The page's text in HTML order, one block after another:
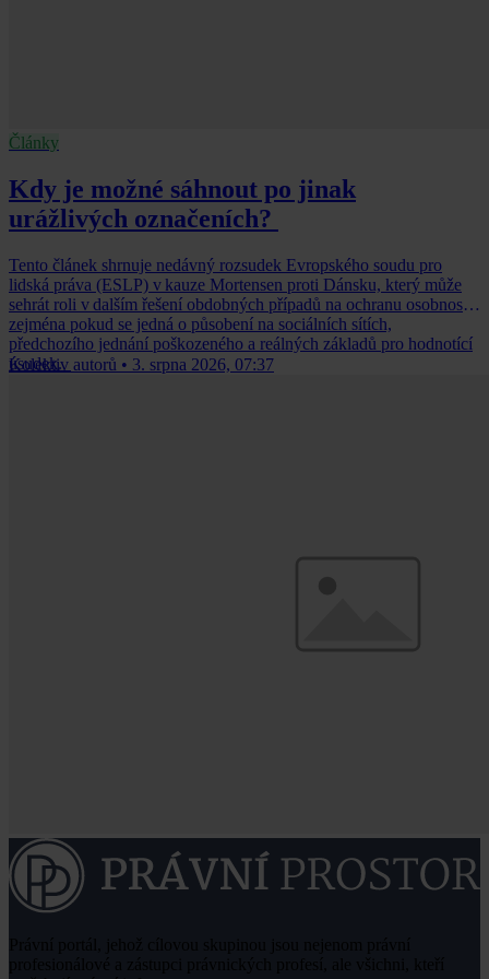
Články
Kdy je možné sáhnout po jinak
urážlivých označeních?
Tento článek shrnuje nedávný rozsudek Evropského soudu pro
lidská práva (ESLP) v kauze Mortensen proti Dánsku, který může
sehrát roli v dalším řešení obdobných případů na ochranu osobnosti,
zejména pokud se jedná o působení na sociálních sítích,
předchozího jednání poškozeného a reálných základů pro hodnotící
úsudek.
Kolektiv autorů • 3. srpna 2026, 07:37